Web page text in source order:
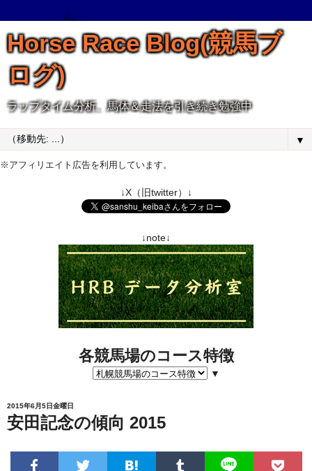
Horse Race Blog(競馬ブ
ログ)
ラップタイム分析、馬体＆走法を引き続き勉強中
▼
※アフィリエイト広告を利用しています。
↓X（旧twitter）↓
↓note↓
各競馬場のコース特徴
▼
2015年6月5日金曜日
安田記念の傾向 2015